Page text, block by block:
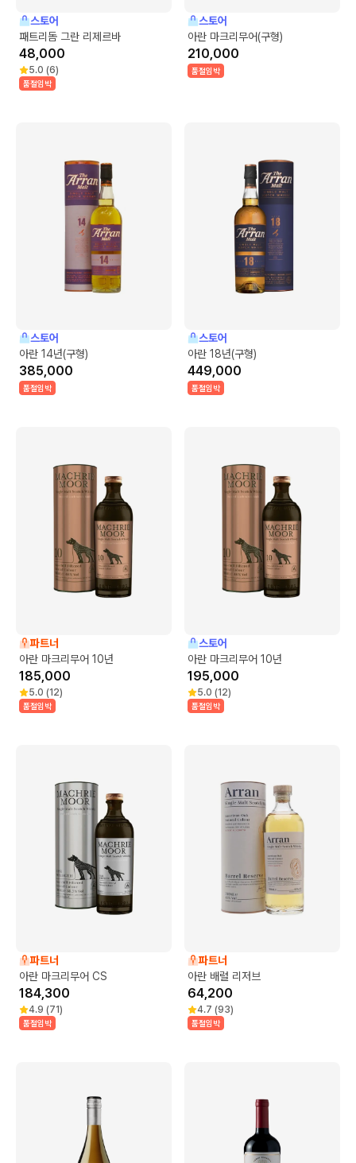
스토어
패트리돔 그란 리제르바
48,000
5.0 (6)
품절임박
스토어
아란 마크리무어(구형)
210,000
품절임박
스토어
아란 14년(구형)
385,000
품절임박
스토어
아란 18년(구형)
449,000
품절임박
파트너
아란 마크리무어 10년
185,000
5.0 (12)
품절임박
스토어
아란 마크리무어 10년
195,000
5.0 (12)
품절임박
파트너
아란 마크리무어 CS
184,300
4.9 (71)
품절임박
파트너
아란 배럴 리저브
64,200
4.7 (93)
품절임박